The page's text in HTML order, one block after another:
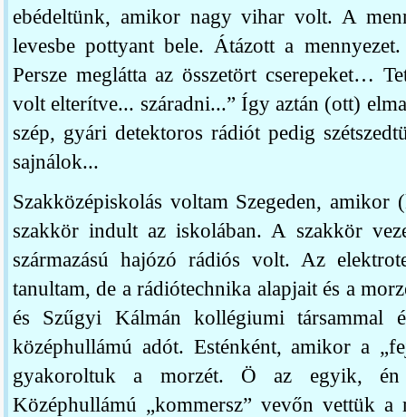
ebédeltünk, amikor nagy vihar volt. A
levesbe pottyant bele. Átázott a
Persze meglátta az összetört cserepeket…
volt elterítve... száradni...” Így aztán (ott)
szép, gyári detektoros rádiót pedig
sajnálok...
Szakközépiskolás voltam Szegeden,
szakkör indult az iskolában. A szakkör
származású hajózó rádiós volt. Az
tanultam, de a rádiótechnika alapjait és a
és Szűgyi Kálmán kollégiumi társammal
középhullámú adót. Esténként, amikor a
gyakoroltuk a morzét. Ö az egyik, én
Középhullámú „kommersz” vevőn vettük